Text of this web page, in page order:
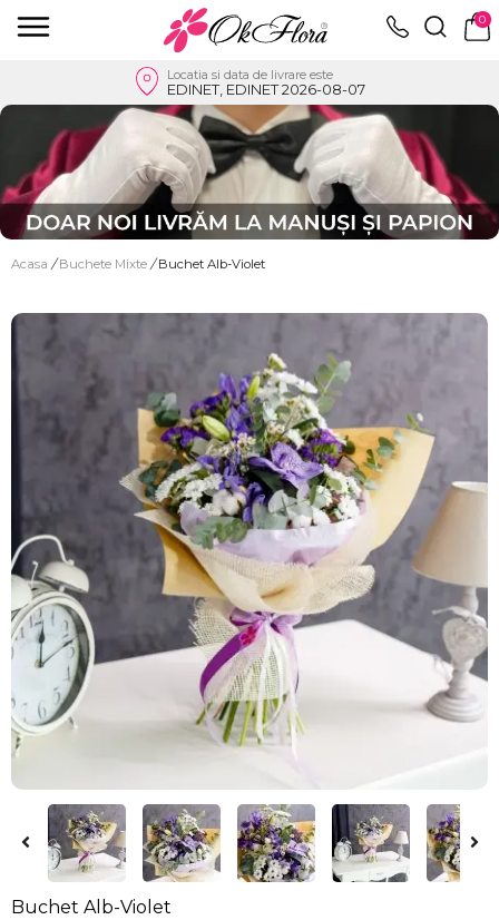
0
Locatia si data de livrare este
EDINET, EDINET 2026-08-07
Acasa / Buchete Mixte / Buchet Alb-Violet
Buchet Alb-Violet